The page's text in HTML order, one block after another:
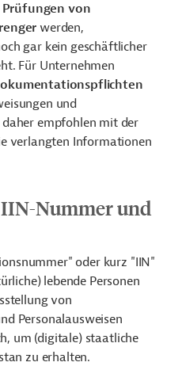
Prüfungen von
werden,
gar kein geschäftlicher
Für Unternehmen
und
empfohlen mit der
verlangten Informationen
Nummer und
oder kurz "IIN"
lebende Personen
von
Personalausweisen
um (digitale) staatliche
zu erhalten.